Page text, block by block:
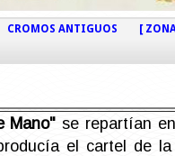
CROMOS ANTIGUOS [
Mano" se repartían
el cartel de